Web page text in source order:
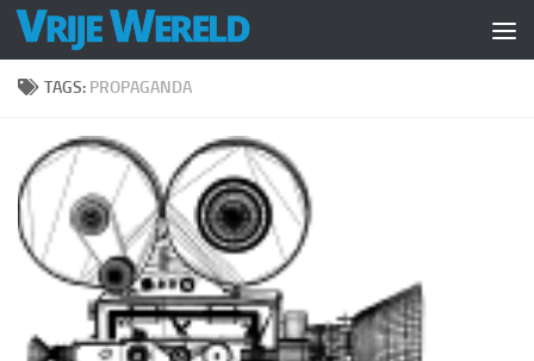
Doorgaan naar inhoud
TAGS: PROPAGANDA